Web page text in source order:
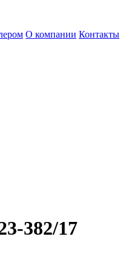
О компании Контакты
382/17